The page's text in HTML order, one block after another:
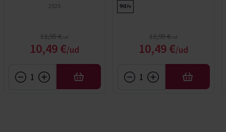
2025
Precio especial
10,49 €
Precio normal
12,95 €
AÑADIR
90Pe
Precio especial
10,49 €
Precio normal
12,95 €
AÑADIR